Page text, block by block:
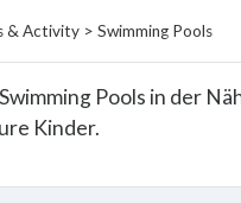
& Activity > Swimming Pools
Pools in der
Kinder.